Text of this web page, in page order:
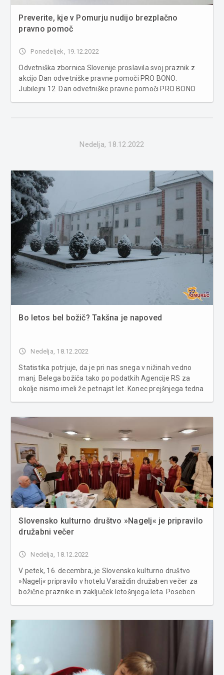
Preverite, kje v Pomurju nudijo brezplačno
pravno pomoč
access_time Ponedeljek, 19.12.2022
Odvetniška zbornica Slovenije proslavila svoj praznik z
akcijo Dan odvetniške pravne pomoči PRO BONO.
Jubilejni 12. Dan odvetniške pravne pomoči PRO BONO
Nedelja, 18.12.2022
Bo letos bel božič? Takšna je napoved
access_time Nedelja, 18.12.2022
Statistika potrjuje, da je pri nas snega v nižinah vedno
manj. Belega božiča tako po podatkih Agencije RS za
okolje nismo imeli že petnajst let. Konec prejšnjega tedna
tudi...
Slovensko kulturno društvo »Nagelj« je pripravilo
družabni večer
access_time Nedelja, 18.12.2022
V petek, 16. decembra, je Slovensko kulturno društvo
»Nagelj« pripravilo v hotelu Varaždin družaben večer za
božične praznike in zaključek letošnjega leta. Poseben